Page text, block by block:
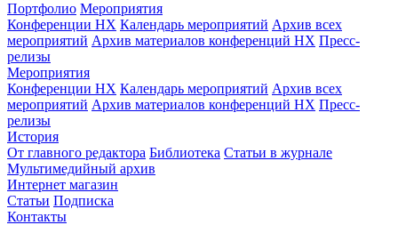
Портфолио Мероприятия
Конференции НХ Календарь мероприятий Архив всех
мероприятий Архив материалов конференций НХ Пресс-
релизы
Мероприятия
Конференции НХ Календарь мероприятий Архив всех
мероприятий Архив материалов конференций НХ Пресс-
релизы
История
От главного редактора Библиотека Статьи в журнале
Мультимедийный архив
Интернет магазин
Статьи Подписка
Контакты